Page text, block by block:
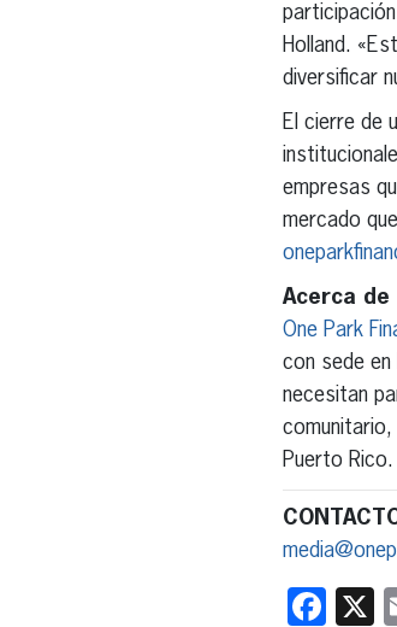
Holland.
diversificar
El cierre de
empresas
mercado
Acerca de
One Park
con sede en
necesitan
Puerto Rico.
X